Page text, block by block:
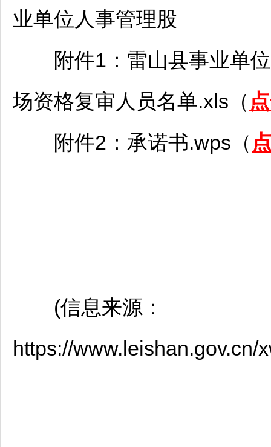
业单位 人事管理股
附件1： 雷山县事业单位
场资格复审人员名单.xls（
附件2：承诺书.wps（
(信息来源：
https://